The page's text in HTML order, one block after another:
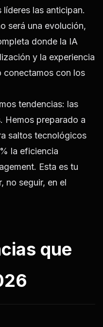
las anticipan.
será una evolución,
donde la IA
y la experiencia
conectamos con los
tendencias: las
Hemos preparado a
saltos tecnológicos
la eficiencia
Esta es tu
no seguir, en el
que